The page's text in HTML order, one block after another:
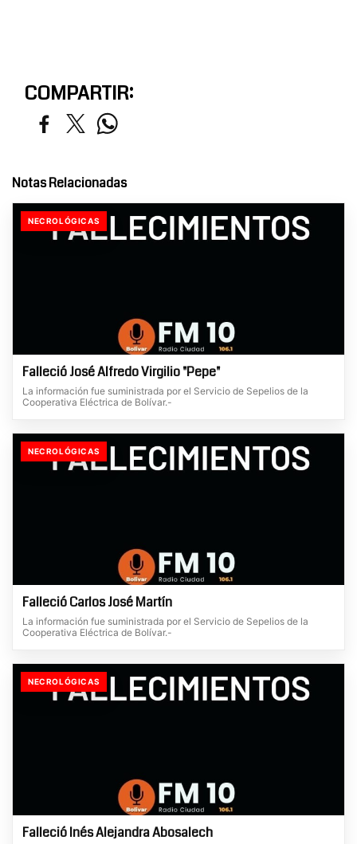
COMPARTIR:
Notas Relacionadas
NECROLÓGICAS
Falleció José Alfredo Virgilio "Pepe"
La información fue suministrada por el Servicio de Sepelios de la
Cooperativa Eléctrica de Bolívar.-
NECROLÓGICAS
Falleció Carlos José Martín
La información fue suministrada por el Servicio de Sepelios de la
Cooperativa Eléctrica de Bolívar.-
NECROLÓGICAS
Falleció Inés Alejandra Abosalech